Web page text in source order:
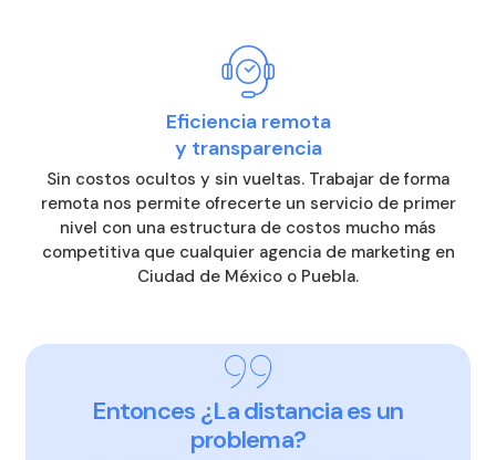
Eficiencia remota
y transparencia
Sin costos ocultos y sin vueltas. Trabajar de forma
remota nos permite ofrecerte un servicio de primer
nivel con una estructura de costos mucho más
competitiva que cualquier agencia de marketing en
Ciudad de México o Puebla.
Entonces ¿La distancia es un
problema?